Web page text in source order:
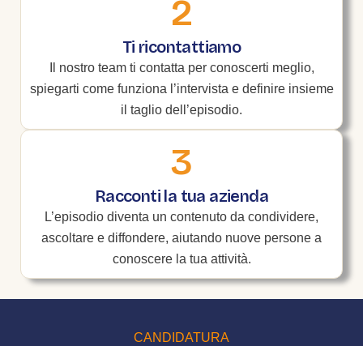
2
Ti ricontattiamo
Il nostro team ti contatta per conoscerti meglio,
spiegarti come funziona l’intervista e definire insieme
il taglio dell’episodio.
3
Racconti la tua azienda
L’episodio diventa un contenuto da condividere,
ascoltare e diffondere, aiutando nuove persone a
conoscere la tua attività.
CANDIDATURA